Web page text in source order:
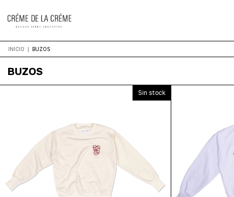
INICIO | BUZOS
BUZOS
Sin stock